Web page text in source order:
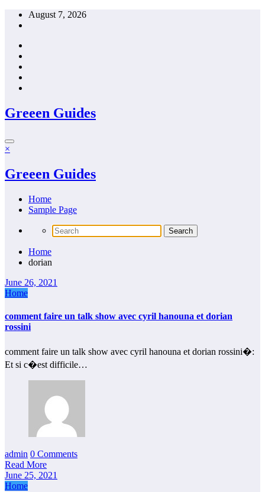
Skip
August 7, 2026
Greeen Guides
×
Greeen Guides
Home
Sample Page
Home
dorian
June 26, 2021
Home
comment faire un talk show avec cyril hanouna et dorian
rossini
comment faire un talk show avec cyril hanouna et dorian rossini�:
Et si c�est difficile…
admin 0 Comments
Read More
June 25, 2021
Home